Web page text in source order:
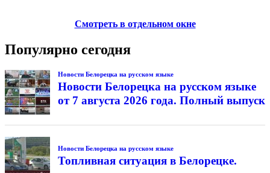
Смотреть в отдельном окне
Популярно сегодня
Новости Белорецка на русском языке
Новости Белорецка на русском языке
от 7 августа 2026 года. Полный выпуск
Новости Белорецка на русском языке
Топливная ситуация в Белорецке.